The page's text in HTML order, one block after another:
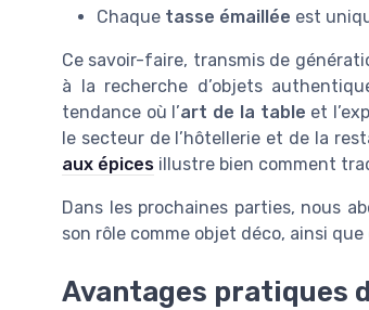
Chaque tasse émaillée est
Ce savoir-faire, transmis de
à la recherche d’objets
tendance où l’art de la table et
le secteur de l’hôtellerie et de la
aux épices illustre bien comment
Dans les prochaines parties, nous
son rôle comme objet déco, ainsi
Avantages pratiques